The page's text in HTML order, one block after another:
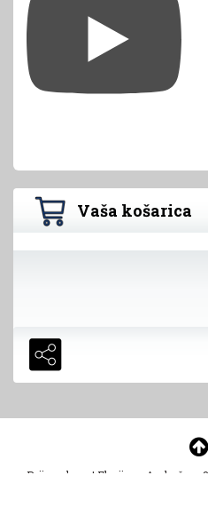
Vaša košarica
Prijem d.o.o. | Florijana Andrašeca